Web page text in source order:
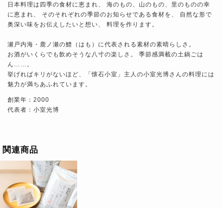
日本料理は四季の食材に恵まれ、 海のもの、山のもの、里のものの幸
に恵まれ、 そのそれぞれの季節のお知らせである食材を、 自然な形で
奥深い味をお伝えしたいと想い、 料理を作ります。
瀬戸内海・鹿ノ瀬の鱧（はも）に代表される素材の素晴らしさ。
お酒がいくらでも飲めそうな八寸の楽しさ。 季節感満載の土鍋ごは
ん……。
挙げればキリがないほど、「懐石小室」主人の小室光博さんの料理には
魅力が満ちあふれています。
創業年：2000
代表者：小室光博
関連商品